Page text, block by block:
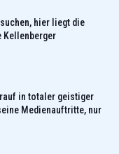
hier liegt die
Kellenberger
in totaler geistiger
Medienauftritte, nur